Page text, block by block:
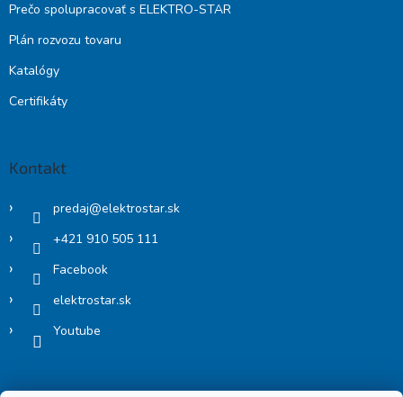
Prečo spolupracovať s ELEKTRO-STAR
Plán rozvozu tovaru
Katalógy
Certifikáty
Kontakt
predaj@elektrostar.sk
+421 910 505 111
Facebook
elektrostar.sk
Youtube